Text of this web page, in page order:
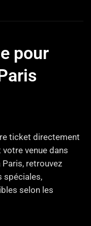
pour
ticket directement
venue dans
retrouvez
spéciales,
selon les